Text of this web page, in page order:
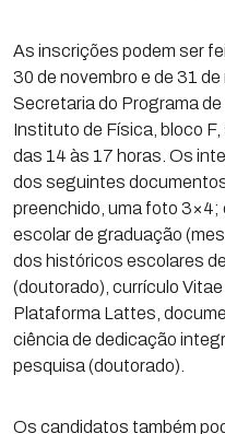
As inscrições podem ser
30 de novembro e de 31
Secretaria do Programa
Instituto de Física, bloco
das 14 às 17 horas. Os
dos seguintes
preenchido, uma foto 3×4;
escolar de graduação
dos históricos escolares
(doutorado), currículo
Plataforma Lattes,
ciência de dedicação
pesquisa (doutorado).
Os candidatos também